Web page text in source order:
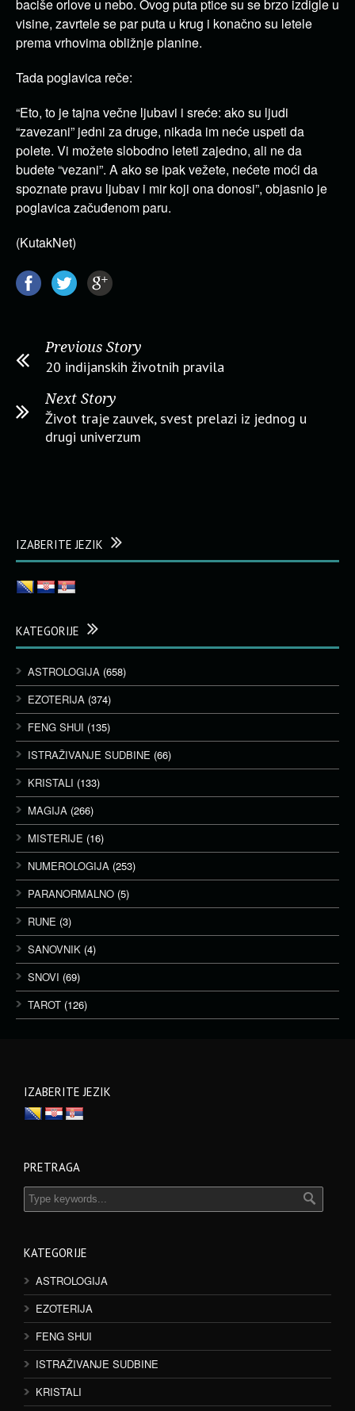
baciše orlove u nebo. Ovog puta ptice su se brzo izdigle u
visine, zavrtele se par puta u krug i konačno su letele
prema vrhovima obližnje planine.
Tada poglavica reče:
“Eto, to je tajna večne ljubavi i sreće: ako su ljudi
“zavezani” jedni za druge, nikada im neće uspeti da
polete. Vi možete slobodno leteti zajedno, ali ne da
budete “vezani”. A ako se ipak vežete, nećete moći da
spoznate pravu ljubav i mir koji ona donosi”, objasnio je
poglavica začuđenom paru.
(KutakNet)
Previous Story
20 indijanskih životnih pravila
Next Story
Život traje zauvek, svest prelazi iz jednog u
drugi univerzum
IZABERITE JEZIK
KATEGORIJE
ASTROLOGIJA (658)
EZOTERIJA (374)
FENG SHUI (135)
ISTRAŽIVANJE SUDBINE (66)
KRISTALI (133)
MAGIJA (266)
MISTERIJE (16)
NUMEROLOGIJA (253)
PARANORMALNO (5)
RUNE (3)
SANOVNIK (4)
SNOVI (69)
TAROT (126)
IZABERITE JEZIK
PRETRAGA
KATEGORIJE
ASTROLOGIJA
EZOTERIJA
FENG SHUI
ISTRAŽIVANJE SUDBINE
KRISTALI